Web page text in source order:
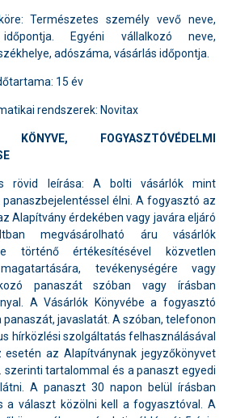
Természetes személy vevő neve,
Egyéni vállalkozó neve,
adószáma, vásárlás időpontja.
15 év
rendszerek: Novitax
FOGYASZTÓVÉDELMI
rövid leírása: A bolti vásárlók mint
élni. A fogyasztó az
Alapítvány érdekében vagy javára eljáró
megvásárolható áru vásárlók
történő értékesítésével közvetlen
tevékenységére vagy
panaszát szóban vagy írásban
A Vásárlók Könyvébe a fogyasztó
panaszát, javaslatát. A szóban, telefonon
hírközlési szolgáltatás felhasználásával
esetén az Alapítványnak jegyzőkönyvet
szerinti tartalommal és a panaszt egyedi
A panaszt 30 napon belül írásban
a választ közölni kell a fogyasztóval. A